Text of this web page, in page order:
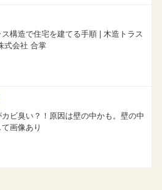
構造で住宅を建てる手順 | 木造トラス
式会社 合掌
ビ臭い？！原因は壁の中かも。壁の中
画像あり